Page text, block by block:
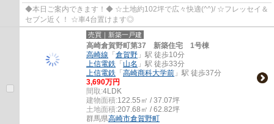
◆本日ご案内できます！◆ ☆土地約102坪で広々快適(^^)/ ☆フレッセイ＆
セブン近く！ ☆車4台置けます◎
売買｜新築一戸建
高崎倉賀野町第37 新築住宅 1号棟
高崎線 「 倉賀野 」駅 徒歩10分
上信電鉄 「 山名 」駅 徒歩33分
上信電鉄 「 高崎商科大学前 」駅 徒歩37分
3,690万円
間取:4LDK
建物面積:122.55㎡ / 37.07坪
土地面積:207.68㎡ / 62.82坪
群馬県高崎市倉賀野町